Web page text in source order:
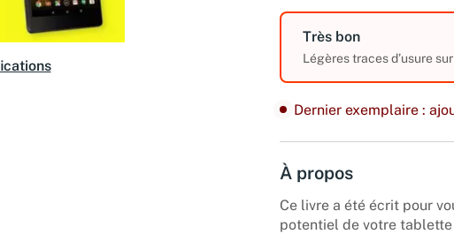
Très bon
Légères traces d’usure
Dernier exemplaire :
À propos
Ce livre a été écrit pour
potentiel de votre